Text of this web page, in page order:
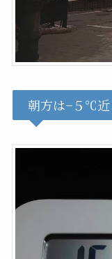
朝方は−５℃近